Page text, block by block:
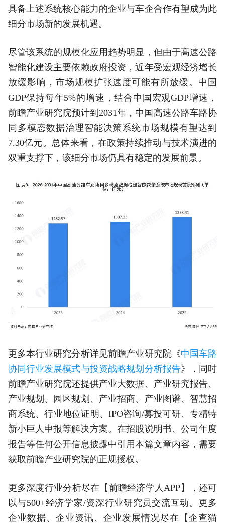
具备上述系统核心能力的企业与车企合作有望成为此
细分市场新的发展机遇。
尽管该系统的规模化应用趋势明显，但由于高速公路
智能化建设主要依赖政府投资，近年受宏观经济增长
放缓影响，市场规模扩张速度可能有所放缓。中国
GDP保持每年5%的增速，结合中国宏观GDP增速，
前瞻产业研究院预计到2031年，中国高速公路车路协
同多模态数据治理智能决策系统市场规模有望达到
7.30亿元。总体来看，在政策持续推动与技术演进的
双重支撑下，该细分市场仍具有稳定的发展前景。
更多本行业研究分析详见前瞻产业研究院《中国车路
协同行业发展模式与投资战略规划分析报告》，同时
前瞻产业研究院还提供产业大数据、产业研究报告、
产业规划、园区规划、产业招商、产业图谱、智慧招
商系统、行业地位证明、IPO咨询/募投可研、专精特
新小巨人申报等解决方案。在招股说明书、公司年度
报告等任何公开信息披露中引用本篇文章内容，需要
获取前瞻产业研究院的正规授权。
更多深度行业分析尽在【前瞻经济学人APP】，还可
以与500+经济学家/资深行业研究员交流互动。更多
企业数据、企业资讯、企业发展情况尽在【企查猫